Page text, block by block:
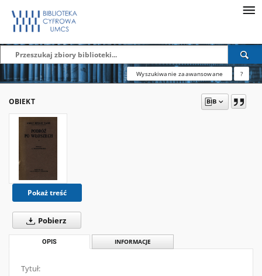
Wyszukiwanie zaawansowane ?
OBIEKT
Pokaż treść
Pobierz
OPIS INFORMACJE
Tytuł: